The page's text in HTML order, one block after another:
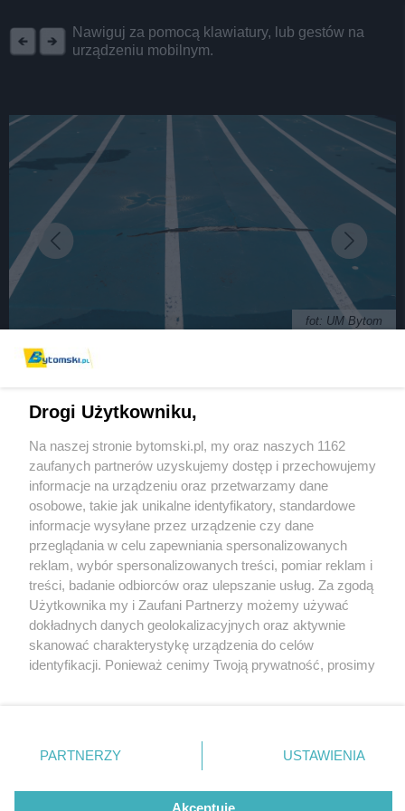
Nawiguj za pomocą klawiatury, lub gestów na
urządzeniu mobilnym.
fot: UM Bytom
zepsuły sezon letni w Bytomiu
3 / 4
Pęknięcie w niecce basenu
sportowego
Wydawca mediów lokalnych
Nie zapomnij
zapoznać się z:
polityką prywatności regulamin korzystania z portali
Twojemiasto
Piekary Śląskie
Chorzów
Tarnowskie Góry
Gliwice
Skontakuj sięz nami
Kontakt
Wydawca
Pogoda
Drogi Użytkowniku,
Na naszej stronie bytomski.pl, my oraz naszych 1162
zaufanych partnerów uzyskujemy dostęp i przechowujemy
informacje na urządzeniu oraz przetwarzamy dane
osobowe, takie jak unikalne identyfikatory, standardowe
informacje wysyłane przez urządzenie czy dane
przeglądania w celu zapewniania spersonalizowanych
reklam, wybór spersonalizowanych treści, pomiar reklam i
treści, badanie odbiorców oraz ulepszanie usług. Za zgodą
Użytkownika my i Zaufani Partnerzy możemy używać
dokładnych danych geolokalizacyjnych oraz aktywnie
skanować charakterystykę urządzenia do celów
identyfikacji. Ponieważ cenimy Twoją prywatność, prosimy
prywatności znajdujący się w lewym dolnym rogu strony
. Niektóre rodzaje przetwarzania danych nie wymagają
zgody użytkownika, ale masz prawo sprzeciwić się
takiemu przetwarzaniu. Preferencje będą miały
PARTNERZY USTAWIENIA
Akceptuję